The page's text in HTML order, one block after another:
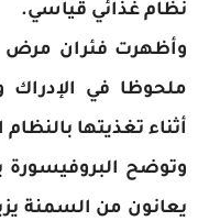
نظام غذائي قياسي.
وأظهرت فئران مرض
ملحوظا في الإدراك
أثناء تغذيتها
وتوضح البروفيسورة
يعانون من السمنة